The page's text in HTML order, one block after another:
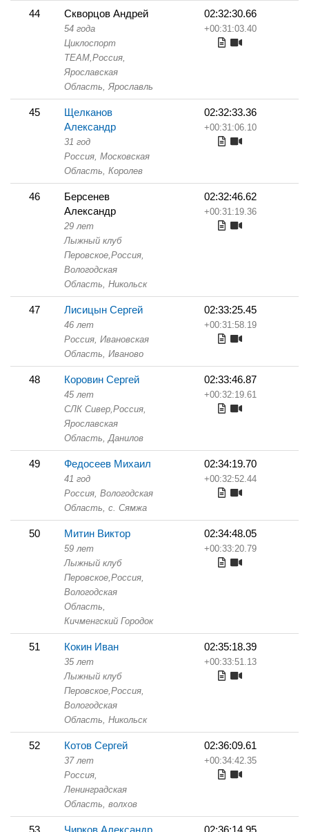
44 Скворцов Андрей
54 года
Циклоспорт
TEAM,Россия,
Ярославская
Область, Ярославль
02:32:30.66
+00:31:03.40
45
Щелканов
Александр
31 год
Россия, Московская
Область, Королев
02:32:33.36
+00:31:06.10
46
Берсенев
Александр
29 лет
Лыжный клуб
Перовское,Россия,
Вологодская
Область, Никольск
02:32:46.62
+00:31:19.36
47 Лисицын Сергей
46 лет
Россия, Ивановская
Область, Иваново
02:33:25.45
+00:31:58.19
48 Коровин Сергей
45 лет
СЛК Сивер,Россия,
Ярославская
Область, Данилов
02:33:46.87
+00:32:19.61
49 Федосеев Михаил
41 год
Россия, Вологодская
Область, с. Сямжа
02:34:19.70
+00:32:52.44
50 Митин Виктор
59 лет
Лыжный клуб
Перовское,Россия,
Вологодская
Область,
Кичменгский Городок
02:34:48.05
+00:33:20.79
51 Кокин Иван
35 лет
Лыжный клуб
Перовское,Россия,
Вологодская
Область, Никольск
02:35:18.39
+00:33:51.13
52 Котов Сергей
37 лет
Россия,
Ленинградская
Область, волхов
02:36:09.61
+00:34:42.35
53 Чирков Александр 02:36:14.95